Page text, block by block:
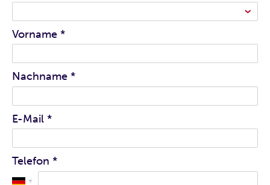
Vorname *
Nachname *
E-Mail *
Telefon *